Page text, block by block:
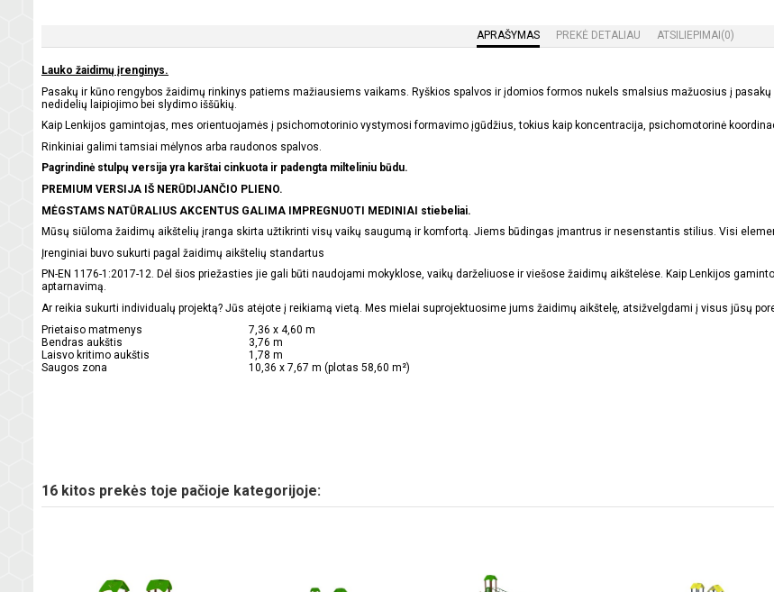
APRAŠYMAS PREKĖ DETALIAU ATSILIEPIMAI (0)
Lauko žaidimų įrenginys.
Pasakų ir kūno rengybos žaidimų rinkinys patiems mažiausiems vaikams. Ryškios spalvos ir įdomios formos nukels smalsius mažuosius į
nedidelių laipiojimo bei slydimo iššūkių.
Kaip Lenkijos gamintojas, mes orientuojamės į psichomotorinio vystymosi formavimo įgūdžius, tokius kaip koncentracija, psichomotorinė
Rinkiniai galimi tamsiai mėlynos arba raudonos spalvos.
Pagrindinė stulpų versija yra karštai cinkuota ir padengta milteliniu būdu.
PREMIUM VERSIJA IŠ NERŪDIJANČIO PLIENO.
MĖGSTAMS NATŪRALIUS AKCENTUS GALIMA IMPREGNUOTI MEDINIAI stiebeliai.
Mūsų siūloma žaidimų aikštelių įranga skirta užtikrinti visų vaikų saugumą ir komfortą. Jiems būdingas įmantrus ir nesenstantis stilius. Visi
Įrenginiai buvo sukurti pagal žaidimų aikštelių standartus
PN-EN 1176-1:2017-12. Dėl šios priežasties jie gali būti naudojami mokyklose, vaikų darželiuose ir viešose žaidimų aikštelėse. Kaip Lenkijos
aptarnavimą.
Ar reikia sukurti individualų projektą? Jūs atėjote į reikiamą vietą. Mes mielai suprojektuosime jums žaidimų aikštelę, atsižvelgdami į visus jūsų
Prietaiso matmenys
7,36 x 4,60 m
Bendras aukštis
3,76 m
Laisvo kritimo aukštis
1,78 m
Saugos zona
10,36 x 7,67 m (plotas 58,60 m²)
16 kitos prekės toje pačioje kategorijoje: